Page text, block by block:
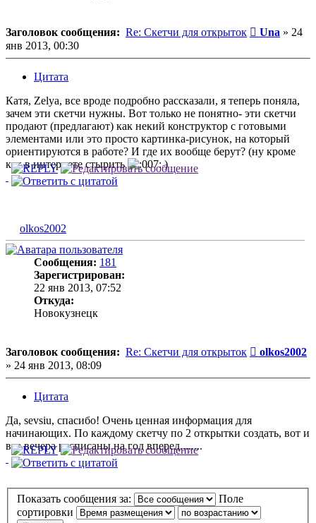
Заголовок сообщения: Re: Скетчи для открыток Сообщение
Una » 24
янв 2013, 00:30
Цитата
Катя, Zelya, все вроде подробно рассказали, я теперь поняла,
зачем эти скетчи нужны. Вот только не понятно- эти скетчи
продают (предлагают) как некий конструктор с готовыми
элементами или это просто картинка-рисунок, на который
ориентируются в работе? И где их вообще берут? (ну кроме
как в интернете стырить
)
olkos2002
Сообщения: 181
Зарегистрирован:
22 янв 2013, 07:52
Откуда:
Новокузнецк
Заголовок сообщения: Re: Скетчи для открыток Сообщение
olkos2002
» 24 янв 2013, 08:09
Цитата
Да, sevsiu, спасибо! Очень ценная информация для
начинающих. По каждому скетчу по 2 открытки создать, вот и
все вечера расписаны на год вперед........
Показать сообщения за:
Поле
сортировки